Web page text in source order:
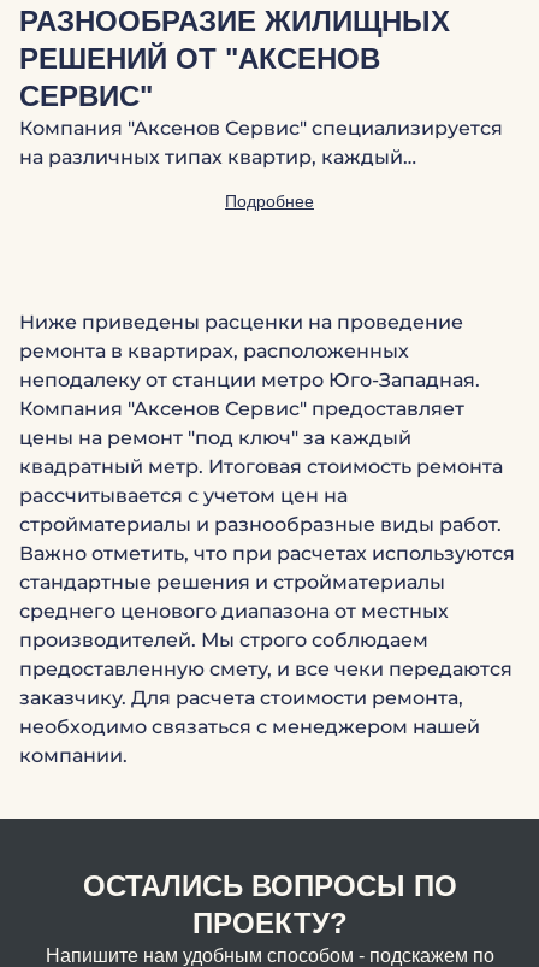
РАЗНООБРАЗИЕ ЖИЛИЩНЫХ
РЕШЕНИЙ ОТ "АКСЕНОВ
СЕРВИС"
Компания "Аксенов Сервис" специализируется
на различных типах квартир, каждый…
Подробнее
Ниже приведены расценки на проведение
ремонта в квартирах, расположенных
неподалеку от станции метро Юго-Западная.
Компания "Аксенов Сервис" предоставляет
цены на ремонт "под ключ" за каждый
квадратный метр. Итоговая стоимость ремонта
рассчитывается с учетом цен на
стройматериалы и разнообразные виды работ.
Важно отметить, что при расчетах используются
стандартные решения и стройматериалы
среднего ценового диапазона от местных
производителей. Мы строго соблюдаем
предоставленную смету, и все чеки передаются
заказчику. Для расчета стоимости ремонта,
необходимо связаться с менеджером нашей
компании.
ОСТАЛИСЬ ВОПРОСЫ ПО
ПРОЕКТУ?
Напишите нам удобным способом - подскажем по